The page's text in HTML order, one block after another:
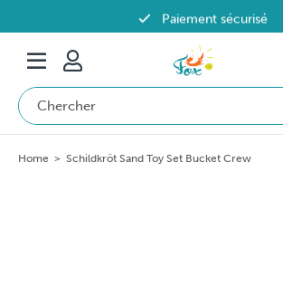
Paiement sécurisé
Livraison offerte dès 69€ en
Home > Schildkröt Sand Toy Set Bucket Crew